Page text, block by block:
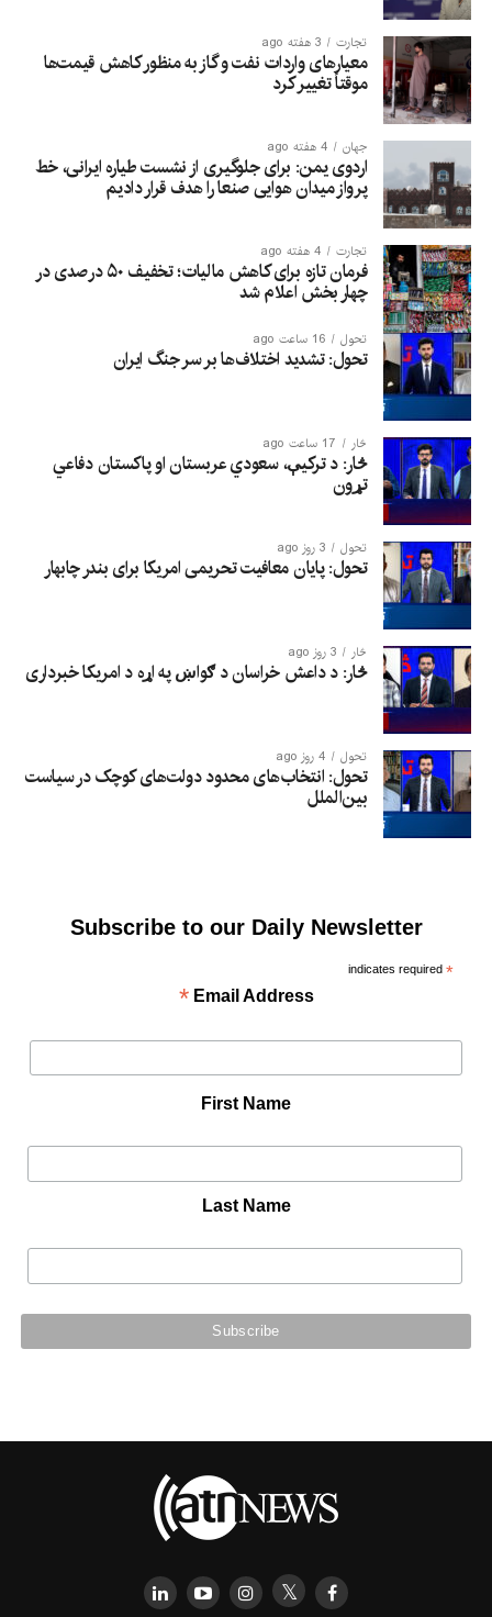
تجارت 3 هفته ago
معیارهای واردات نفت و گاز به منظور کاهش قیمت‌ها
موقتاً تغییر کرد
جهان 4 هفته ago
اردوی یمن: برای جلوگیری از نشست طیاره ایرانی، خط
پرواز میدان هوایی صنعا را هدف قرار دادیم
تجارت 4 هفته ago
فرمان تازه برای کاهش مالیات؛ تخفیف ۵۰ درصدی در
چهار بخش اعلام شد
تحول 16 ساعت ago
تحول: تشدید اختلاف‌ها بر سر جنگ ایران
څار 17 ساعت ago
څار: د ترکیې، سعودي عربستان او پاکستان دفاعي
تړون
تحول 3 روز ago
تحول: پایان معافیت تحریمی امریکا برای بندر چابهار
څار 3 روز ago
څار: د داعش خراسان د ګواښ په اړه د امریکا خبرداری
تحول 4 روز ago
تحول: انتخاب‌های محدود دولت‌های کوچک در سیاست
بین‌الملل
Subscribe to our Daily Newsletter
*
indicates required
Email Address
*
First Name
Last Name